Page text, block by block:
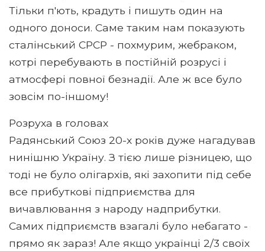
Тільки п'ють, крадуть і пишуть один на
одного доноси. Саме таким нам показують
сталінський СРСР - похмурим, жебраком,
котрі перебувають в постійній розрусі і
атмосфері повної безнадії. Але ж все було
зовсім по-іншому!
Розруха в головах
Радянський Союз 20-х років дуже нагадував
нинішню Україну. З тією лише різницею, що
тоді не було олігархів, які захопити під себе
все прибуткові підприємства для
вичавлювання з народу надприбутки.
Самих підприємств взагалі було небагато -
прямо як зараз! Але якщо українці 2/3 своїх